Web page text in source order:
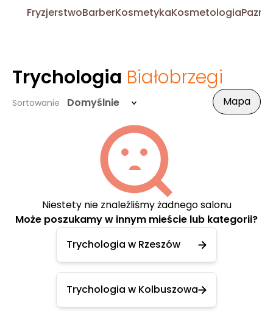
FryzjerstwoBarberKosmetykaKosmetologia
Trychologia Białobrzegi
Sortowanie Domyślnie Mapa
Niestety nie znaleźliśmy żadnego salonu
Może poszukamy w innym mieście lub kategorii?
Trychologia w Rzeszów
Trychologia w Kolbuszowa